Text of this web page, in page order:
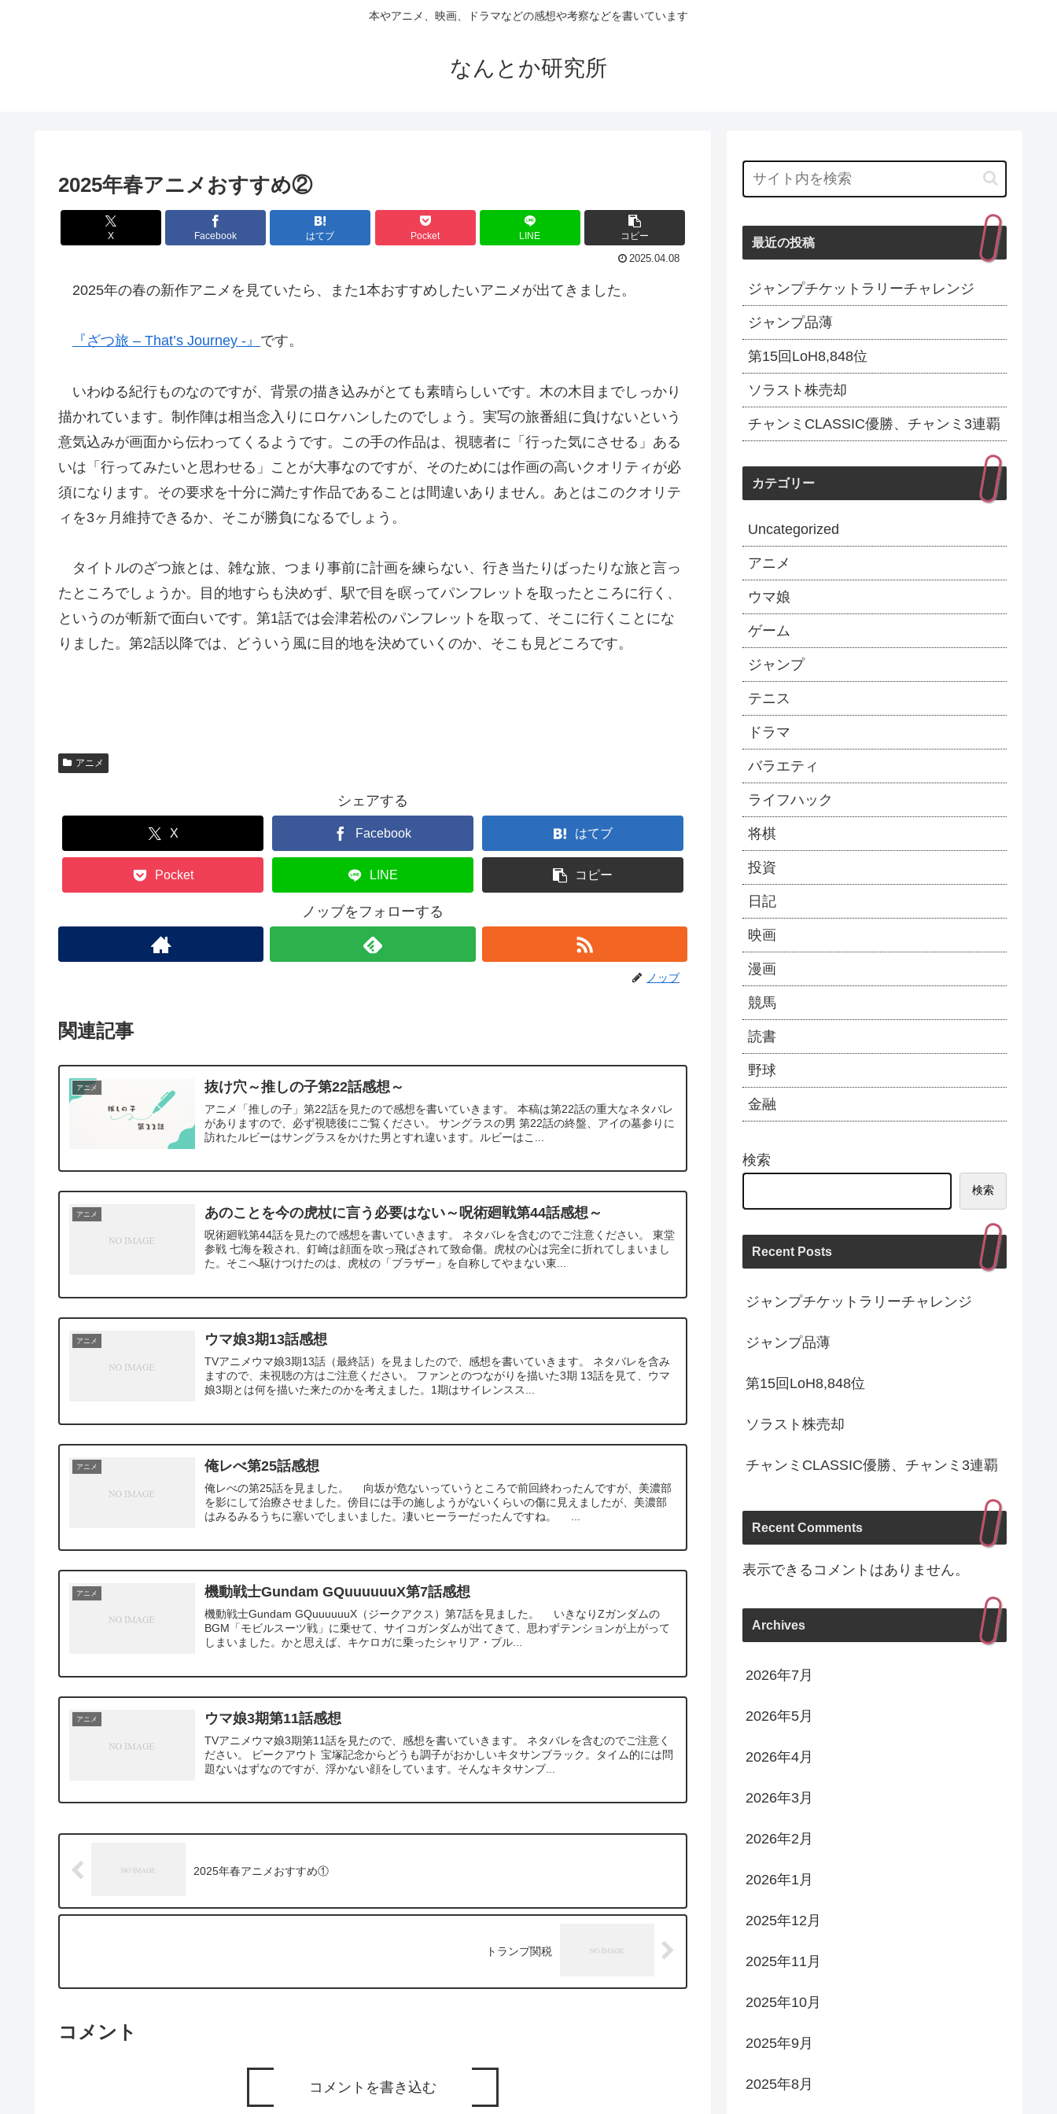
本やアニメ、映画、ドラマなどの感想や考察などを書いています
なんとか研究所
2025年春アニメおすすめ②
X Facebook はてブ Pocket LINE コピー
2025.04.08
2025年の春の新作アニメを見ていたら、また1本おすすめしたいアニメが出てきました。
『ざつ旅 – That’s Journey -』 です。
いわゆる紀行ものなのですが、背景の描き込みがとても素晴らしいです。木の木目までしっかり
描かれています。制作陣は相当念入りにロケハンしたのでしょう。実写の旅番組に負けないという
意気込みが画面から伝わってくるようです。この手の作品は、視聴者に「行った気にさせる」ある
いは「行ってみたいと思わせる」ことが大事なのですが、そのためには作画の高いクオリティが必
須になります。その要求を十分に満たす作品であることは間違いありません。あとはこのクオリテ
ィを3ヶ月維持できるか、そこが勝負になるでしょう。
タイトルのざつ旅とは、雑な旅、つまり事前に計画を練らない、行き当たりばったりな旅と言っ
たところでしょうか。目的地すらも決めず、駅で目を瞑ってパンフレットを取ったところに行く、
というのが斬新で面白いです。第1話では会津若松のパンフレットを取って、そこに行くことにな
りました。第2話以降では、どういう風に目的地を決めていくのか、そこも見どころです。
アニメ
シェアする
X Facebook はてブ
Pocket LINE コピー
ノッブをフォローする
ノッブ
関連記事
アニメ 抜け穴～推しの子第22話感想～
アニメ「推しの子」第22話を見たので感想を書いていきます。 本稿は第22話の重大なネタバレ
がありますので、必ず視聴後にご覧ください。 サングラスの男 第22話の終盤、アイの墓参りに
訪れたルビーはサングラスをかけた男とすれ違います。ルビーはこ...
アニメ あのことを今の虎杖に言う必要はない～呪術廻戦第44話感想～
呪術廻戦第44話を見たので感想を書いていきます。 ネタバレを含むのでご注意ください。 東堂
参戦 七海を殺され、釘崎は顔面を吹っ飛ばされて致命傷。虎杖の心は完全に折れてしまいまし
た。そこへ駆けつけたのは、虎杖の「ブラザー」を自称してやまない東...
アニメ ウマ娘3期13話感想
TVアニメウマ娘3期13話（最終話）を見ましたので、感想を書いていきます。 ネタバレを含み
ますので、未視聴の方はご注意ください。 ファンとのつながりを描いた3期 13話を見て、ウマ
娘3期とは何を描いた来たのかを考えました。1期はサイレンスス...
アニメ 俺レべ第25話感想
俺レべの第25話を見ました。 向坂が危ないっていうところで前回終わったんですが、美濃部
を影にして治療させました。傍目には手の施しようがないくらいの傷に見えましたが、美濃部
はみるみるうちに塞いでしまいました。凄いヒーラーだったんですね。 ...
アニメ 機動戦士Gundam GQuuuuuuX第7話感想
機動戦士Gundam GQuuuuuuX（ジークアクス）第7話を見ました。 いきなりZガンダムの
BGM「モビルスーツ戦」に乗せて、サイコガンダムが出てきて、思わずテンションが上がって
しまいました。かと思えば、キケロガに乗ったシャリア・ブル...
アニメ ウマ娘3期第11話感想
TVアニメウマ娘3期第11話を見たので、感想を書いていきます。 ネタバレを含むのでご注意く
ださい。 ピークアウト 宝塚記念からどうも調子がおかしいキタサンブラック。タイム的には問
題ないはずなのですが、浮かない顔をしています。そんなキタサンブ...
2025年春アニメおすすめ①
トランプ関税
コメント
コメントを書き込む
最近の投稿
ジャンプチケットラリーチャレンジ
ジャンプ品薄
第15回LoH8,848位
ソラスト株売却
チャンミCLASSIC優勝、チャンミ3連覇
カテゴリー
Uncategorized
アニメ
ウマ娘
ゲーム
ジャンプ
テニス
ドラマ
バラエティ
ライフハック
将棋
投資
日記
映画
漫画
競馬
読書
野球
金融
検索
検索
Recent Posts
ジャンプチケットラリーチャレンジ
ジャンプ品薄
第15回LoH8,848位
ソラスト株売却
チャンミCLASSIC優勝、チャンミ3連覇
Recent Comments
表示できるコメントはありません。
Archives
2026年7月
2026年5月
2026年4月
2026年3月
2026年2月
2026年1月
2025年12月
2025年11月
2025年10月
2025年9月
2025年8月